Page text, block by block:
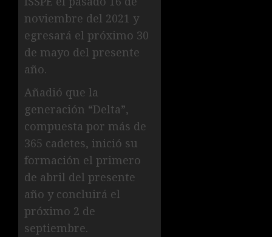
noviembre del 2021 y
egresará el próximo 30
de mayo del presente
año.
Añadió que la
generación “Delta”,
compuesta por más de
365 cadetes, inició su
formación el primero
de abril del presente
año y concluirá el
próximo 2 de
septiembre.